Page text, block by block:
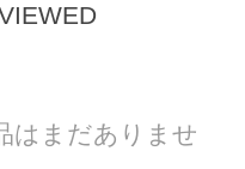
はまだありませ